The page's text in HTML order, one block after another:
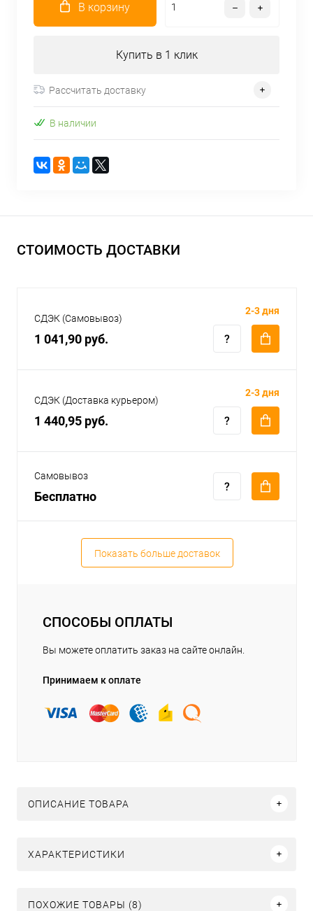
В корзину
Купить в 1 клик
Рассчитать доставку
В наличии
СТОИМОСТЬ ДОСТАВКИ
СДЭК (Самовывоз)
1 041,90 руб.
2-3 дня
СДЭК (Доставка курьером)
1 440,95 руб.
2-3 дня
Самовывоз
Бесплатно
Показать больше доставок
СПОСОБЫ ОПЛАТЫ
Вы можете оплатить заказ на сайте онлайн.
Принимаем к оплате
ОПИСАНИЕ ТОВАРА
ХАРАКТЕРИСТИКИ
ПОХОЖИЕ ТОВАРЫ (8)